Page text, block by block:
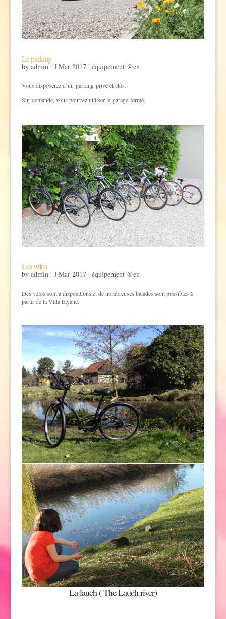
Le parking
by admin| J Mar 2017| équipement @en
Vous disposerez d’un parking privé et clos.
Sur demande, vous pourrez utiliser le garage fermé.
Les vélos
by admin| J Mar 2017| équipement @en
Des vélos sont à dispositions et de nombreuses balades sont possibles à
partir de la Villa Élyane.
La lauch ( The Lauch river)